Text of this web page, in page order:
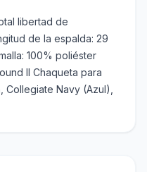
libertad de
de la espalda: 29
100% poliéster
II Chaqueta para
Collegiate Navy (Azul),